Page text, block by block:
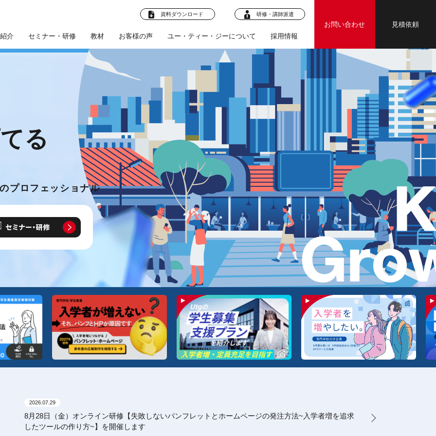
資料ダウンロード 研修・講師派遣
介
ールの制作
企業向けプラン
人材育成支援
教育ツールの制作
研修・講師派遣
文化部応援プロジェクト
体育会促進会
スタビズLive！
リスク＆誹謗中傷
対策
実践型リスクマネジメント
Web上の誹謗中傷への対策プ
ラン
セミナー・研修 教材
ビジネスマン向け教
ル
お客様の声
お客様の声
ユー・ティー・ジーについて
学校法人様へ
会社概要
採用情報
お問い合わせ 見積依頼
る
プロフェッショナル
2026.07.29
8月28日（金）オンライン研修【失敗しないパンフレットとホームページの発注方法~入学者増を追求
したツールの作り方~】を開催します